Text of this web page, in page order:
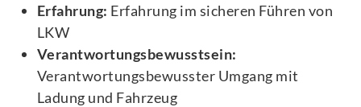
Erfahrung: Erfahrung im sicheren Führen von
LKW
Verantwortungsbewusstsein:
Verantwortungsbewusster Umgang mit
Ladung und Fahrzeug